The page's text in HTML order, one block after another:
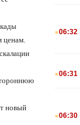
ценам.
новый
.06:32
.06:31
.06:30